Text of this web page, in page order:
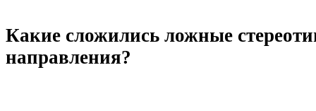
Какие сложились ложные
направления?